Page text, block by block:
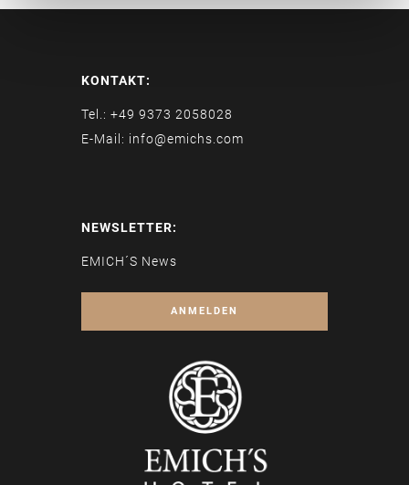
KONTAKT:
Tel.: +49 9373 2058028
E-Mail: info@emichs.com
NEWSLETTER:
EMICH´S News